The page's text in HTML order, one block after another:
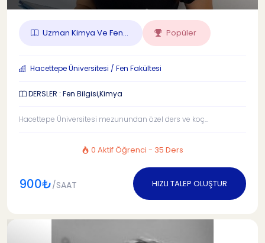
Uzman Kimya Ve Fen... Popüler
Hacettepe Üniversitesi / Fen Fakültesi
DERSLER : Fen Bilgisi,Kimya
Hacettepe Üniversitesi mezunundan özel ders ve koç...
0 Aktif Öğrenci - 35 Ders
900₺/SAAT HIZLI TALEP OLUŞTUR